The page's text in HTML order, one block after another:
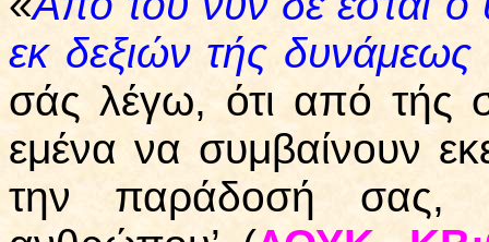
εκ δεξιών τής
σάς λέγω, ότι από τής
εμένα να συμβαίνουν
την παράδοσή σας,